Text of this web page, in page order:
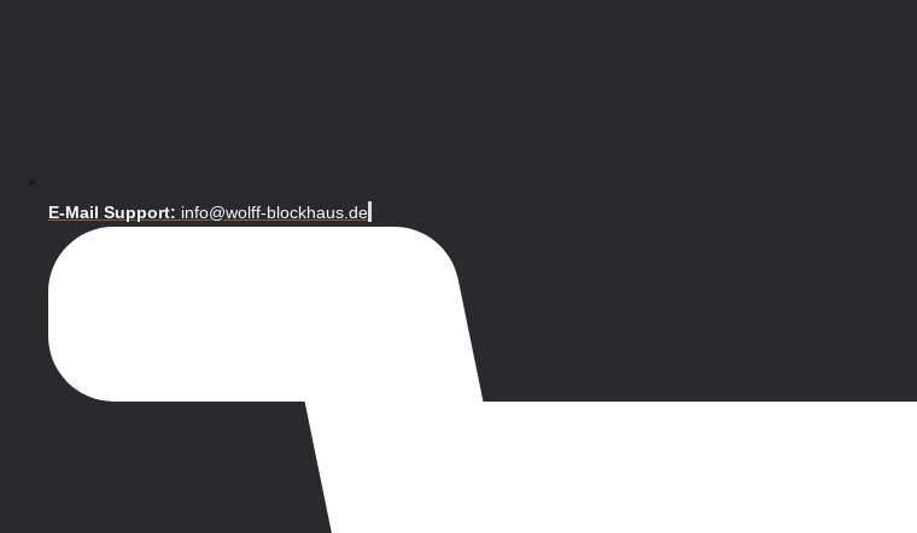
E-Mail Support: info@wolff-blockhaus.de